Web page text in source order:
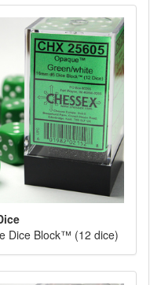
Dice Block™ (12 dice)